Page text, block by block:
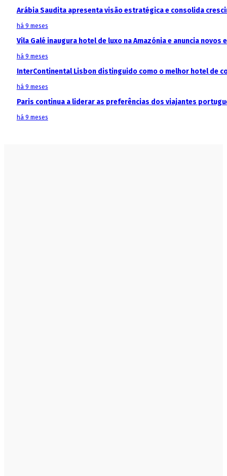
Arábia Saudita apresenta visão estratégica e consolida
há 9 meses
Vila Galé inaugura hotel de luxo na Amazónia e anuncia
há 9 meses
InterContinental Lisbon distinguido como o melhor hotel de
há 9 meses
Paris continua a liderar as preferências dos viajantes
há 9 meses